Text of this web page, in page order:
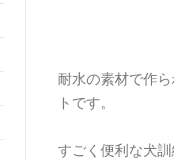
耐水の素材で作
トです。
すごく便利な犬